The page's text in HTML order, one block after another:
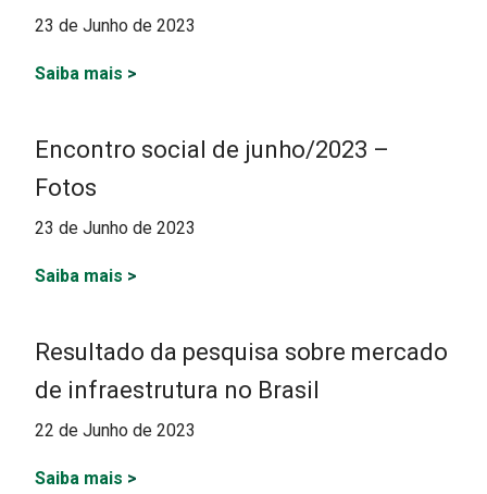
23 de Junho de 2023
Saiba mais >
Encontro social de junho/2023 –
Fotos
23 de Junho de 2023
Saiba mais >
Resultado da pesquisa sobre mercado
de infraestrutura no Brasil
22 de Junho de 2023
Saiba mais >